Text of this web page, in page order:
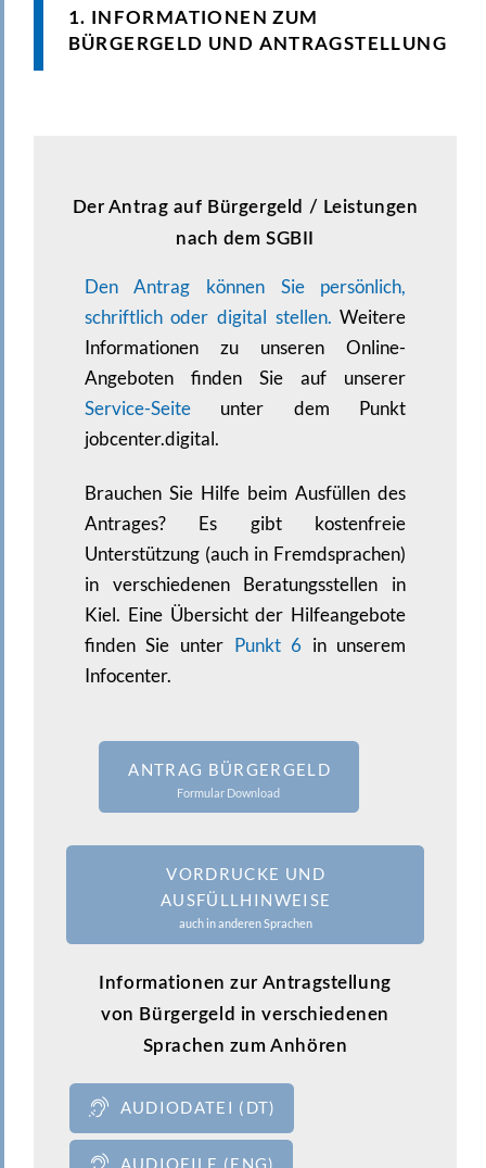
1. INFORMATIONEN ZUM
BÜRGERGELD UND ANTRAGSTELLUNG
Der Antrag auf Bürgergeld / Leistungen
nach dem SGBII
Den Antrag können Sie persönlich,
schriftlich oder digital stellen. Weitere
Informationen zu unseren Online-
Angeboten finden Sie auf unserer
Service-Seiteunter dem Punkt
jobcenter.digital.
Brauchen Sie Hilfe beim Ausfüllen des
Antrages? Es gibt kostenfreie
Unterstützung (auch in Fremdsprachen)
in verschiedenen Beratungsstellen in
Kiel. Eine Übersicht der Hilfeangebote
finden Sie unter Punkt 6 in unserem
Infocenter.
ANTRAG BÜRGERGELD
Formular Download
VORDRUCKE UND
AUSFÜLLHINWEISE
auch in anderen Sprachen
Informationen zur Antragstellung
von Bürgergeld in verschiedenen
Sprachen zum Anhören
AUDIODATEI (DT)
AUDIOFILE (ENG)